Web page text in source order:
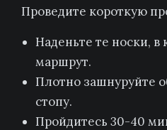
Проведите короткую
Наденьте те носки, в
маршрут.
Плотно зашнуруйте
стопу.
Пройдитесь 30-40